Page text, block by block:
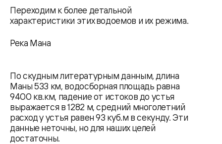
Переходим к более детальной
характеристики этих водоемов и их режима.
Река Мана
По скудным литературным данным, длина
Маны 533 км, водосборная площадь равна
9400 кв.км, падение от истоков до устья
выражается в 1282 м, средний многолетний
расход у устья равен 93 куб.м в секунду. Эти
данные неточны, но для наших целей
достаточны.